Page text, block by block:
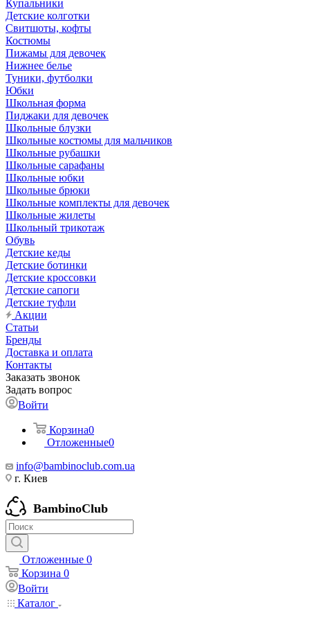
Купальники
Детские колготки
Свитшоты, кофты
Костюмы
Пижамы для девочек
Нижнее белье
Туники, футболки
Юбки
Школьная форма
Пиджаки для девочек
Школьные блузки
Школьные костюмы для мальчиков
Школьные рубашки
Школьные сарафаны
Школьные юбки
Школьные брюки
Школьные комплекты для девочек
Школьные жилеты
Школьный трикотаж
Обувь
Детские кеды
Детские ботинки
Детские кроссовки
Детские сапоги
Детские туфли
Акции
Статьи
Бренды
Доставка и оплата
Контакты
Заказать звонок
Задать вопрос
Войти
Корзина0
Отложенные0
info@bambinoclub.com.ua
г. Киев
BambinoClub
Отложенные 0
Корзина 0
Войти
Каталог